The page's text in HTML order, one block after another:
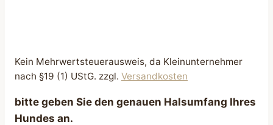
Kein Mehrwertsteuerausweis, da Kleinunternehmer
nach §19 (1) UStG. zzgl. Versandkosten
bitte geben Sie den genauen Halsumfang Ihres
Hundes an.